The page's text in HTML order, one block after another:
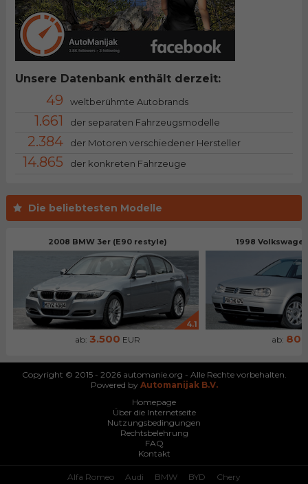
Die beliebtesten Modelle
2008 BMW 3er (E90 restyle)
4.1
ab: 3.500 EUR
1998
ab: 800
Unsere Datenbank enthält derzeit:
49 weltberühmte Autobrands
1.661 der separaten Fahrzeugsmodelle
2.384 der Motoren verschiedener Hersteller
14.865 der konkreten Fahrzeuge
Copyright © 2015 - 2026 automanie.org - Alle Rechte vorbehalten.
Powered by Automanijak B.V.
Homepage
Über die Internetseite
Nutzungsbedingungen
Rechtsbelehrung
FAQ
Kontakt
Alfa Romeo Audi BMW BYD Chery